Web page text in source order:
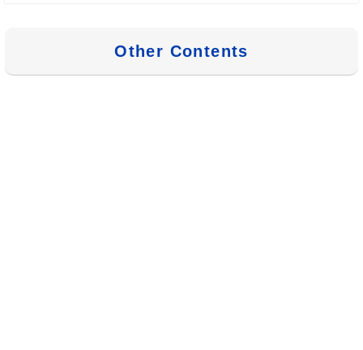
Other Contents